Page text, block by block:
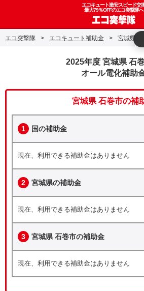
エコキュート激安スピード交
最大79％OFFのエコ突撃隊へ
エコ突撃隊 > エコキュート補助金 > 宮城県
2025年度 宮城県 石
オール電化補助
宮城県 石巻市の補
1 国の補助金
現在、利用できる補助金はありません
2 宮城県の補助金
現在、利用できる補助金はありません
3 宮城県 石巻市の補助金
現在、利用できる補助金はありません